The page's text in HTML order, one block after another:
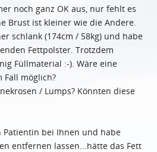
noch ganz OK aus, nur fehlt es
Brust ist kleiner wie die Andere.
schlank (174cm / 58kg) und habe
Fettpolster. Trotzdem
Füllmaterial :-). Wäre eine
Fall möglich?
/ Lumps? Könnten diese
Patientin bei Ihnen und habe
entfernen lassen...hätte das Fett